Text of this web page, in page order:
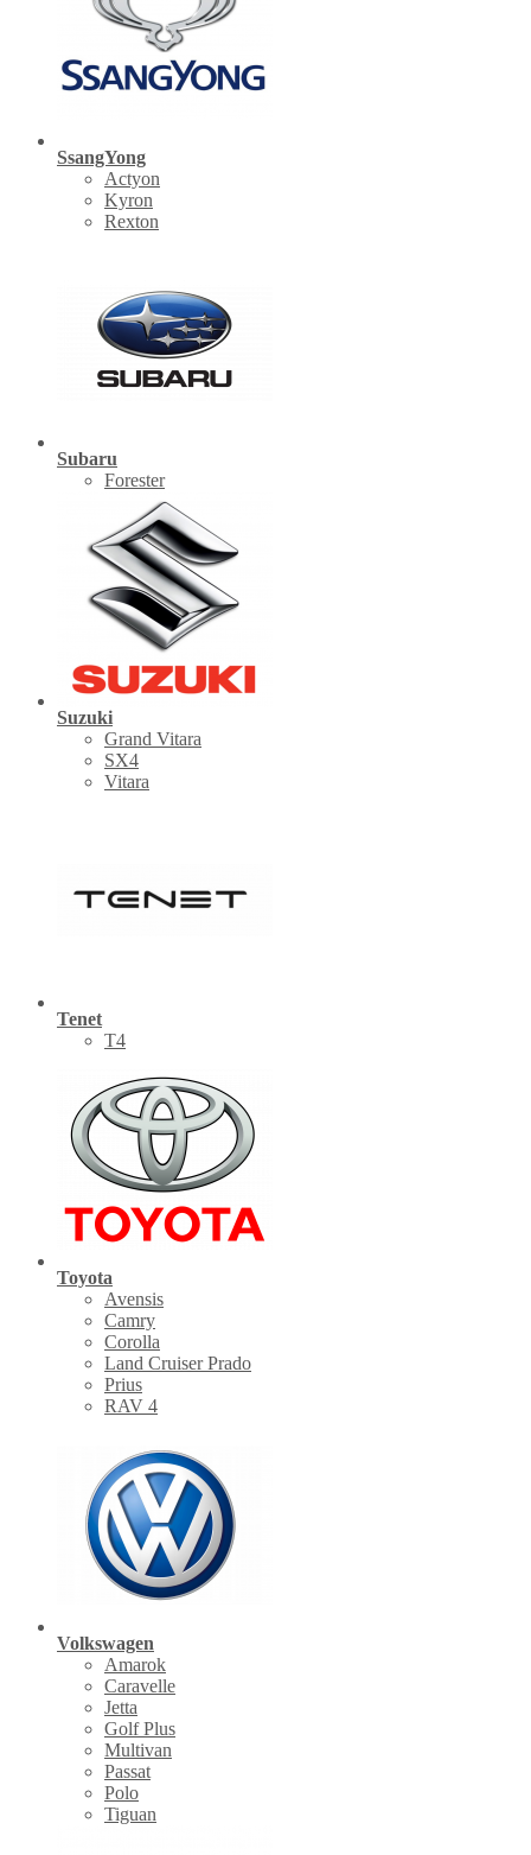
SsangYong
Actyon
Kyron
Rexton
Subaru
Forester
Suzuki
Grand Vitara
SX4
Vitara
Tenet
Т4
Toyota
Avensis
Camry
Corolla
Land Cruiser Prado
Prius
RAV 4
Volkswagen
Amarok
Caravelle
Jetta
Golf Plus
Multivan
Passat
Polo
Tiguan